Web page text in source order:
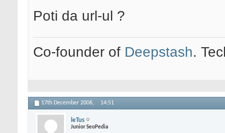
Poti da url-ul ?
Co-founder of Deepstash.
17th December 2006, 14:51
leTus
Junior SeoPedia